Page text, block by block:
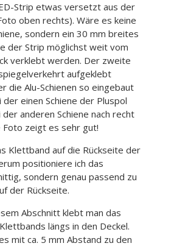
Strip etwas versetzt aus der
oben rechts). Wäre es keine
sondern ein 30 mm breites
der Strip möglichst weit vom
verklebt werden. Der zweite
aufgeklebt
die Alu-Schienen so eingebaut
einen Schiene der Pluspol
der anderen Schiene nach recht
zeigt es sehr gut!
Klettband auf die Rückseite der
positioniere ich das
sondern genau passend zu
der Rückseite.
Abschnitt klebt man das
längs in den Deckel.
mit ca. 5 mm Abstand zu den